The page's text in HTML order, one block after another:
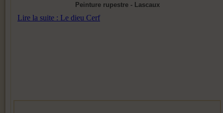
Peinture rupestre - Lascaux
Lire la suite : Le dieu Cerf